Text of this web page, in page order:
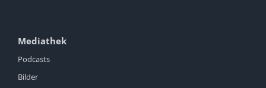
Mediathek
Podcasts
Bilder